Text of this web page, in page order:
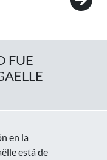
FUE
en la
está de